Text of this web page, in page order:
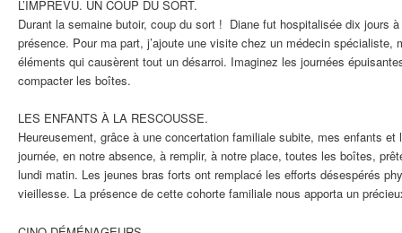
L’IMPRÉVU. UN COUP DU SORT.
Durant la semaine butoir, coup du sort ! Diane fut hospitalisée dix jours
présence. Pour ma part, j’ajoute une visite chez un médecin spécialiste,
éléments qui causèrent tout un désarroi. Imaginez les journées
compacter les boîtes.
LES ENFANTS À LA RESCOUSSE.
Heureusement, grâce à une concertation familiale subite, mes enfants et
journée, en notre absence, à remplir, à notre place, toutes les boîtes,
lundi matin. Les jeunes bras forts ont remplacé les efforts désespérés
vieillesse. La présence de cette cohorte familiale nous apporta un